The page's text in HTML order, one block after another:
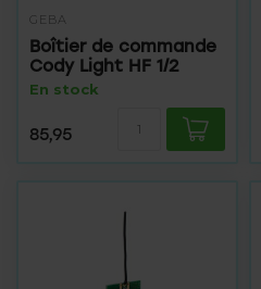
GEBA
Boîtier de commande
Cody Light HF 1/2
En stock
85,95